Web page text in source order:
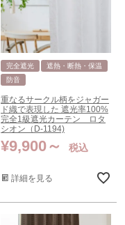
完全遮光
遮熱・断熱・保温
防音
重なるサークル柄をジャガー
ド織で表現した 遮光率100%
完全1級遮光カーテン ロタ
シオン（D-1194)
¥9,900 税込
詳細を見る